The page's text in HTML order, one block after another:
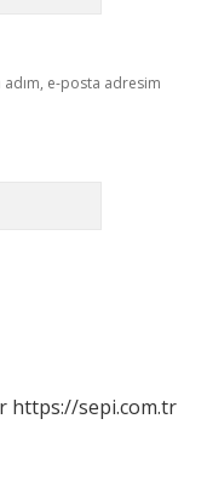
adım, e-posta adresim
https://sepi.com.tr